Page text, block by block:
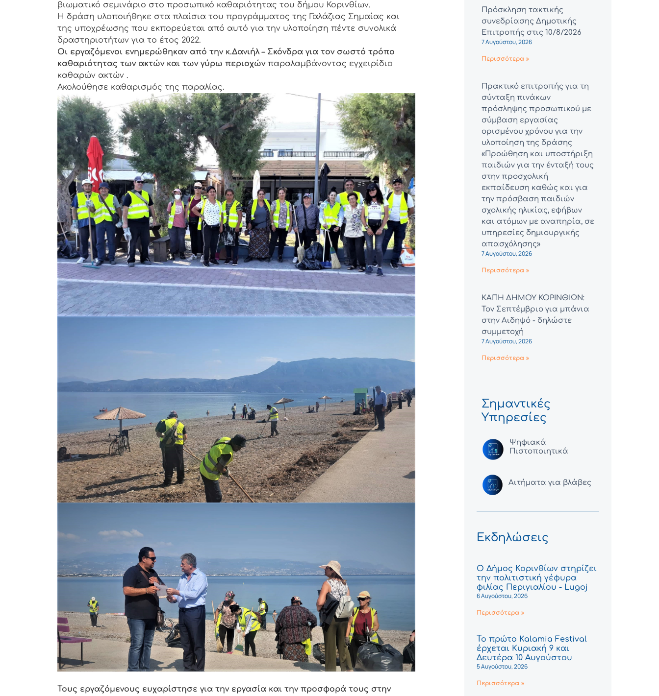
βιωματικό σεμινάριο στο προσωπικό καθαριότητας του δήμου Κορινθίων.
Η δράση υλοποιήθηκε στα πλαίσια του προγράμματος της Γαλάζιας Σημαίας και
της υποχρέωσης που εκπορεύεται από αυτό για την υλοποίηση πέντε συνολικά
δραστηριοτήτων για το έτος 2022.
Οι εργαζόμενοι ενημερώθηκαν από την κ.Δανιήλ – Σκόνδρα για τον σωστό τρόπο
καθαριότητας των ακτών και των γύρω περιοχών παραλαμβάνοντας εγχειρίδιο
καθαρών ακτών .
Ακολούθησε καθαρισμός της παραλίας.
Τους εργαζόμενους ευχαρίστησε για την εργασία και την προσφορά τους στην
Πρόσκληση τακτικής
συνεδρίασης Δημοτικής
Επιτροπής στις 10/8/2026
7 Αυγούστου, 2026
Περισσότερα »
Πρακτικό επιτροπής για τη
σύνταξη πινάκων
πρόσληψης προσωπικού με
σύμβαση εργασίας
ορισμένου χρόνου για την
υλοποίηση της δράσης
«Προώθηση και υποστήριξη
παιδιών για την ένταξή τους
στην προσχολική
εκπαίδευση καθώς και για
την πρόσβαση παιδιών
σχολικής ηλικίας, εφήβων
και ατόμων με αναπηρία, σε
υπηρεσίες δημιουργικής
απασχόλησης»
7 Αυγούστου, 2026
Περισσότερα »
ΚΑΠΗ ΔΗΜΟΥ ΚΟΡΙΝΘΙΩΝ:
Τον Σεπτέμβριο για μπάνια
στην Αιδηψό - δηλώστε
συμμετοχή
7 Αυγούστου, 2026
Περισσότερα »
Σημαντικές
Υπηρεσίες
Ψηφιακά
Πιστοποιητικά
Αιτήματα για βλάβες
Εκδηλώσεις
Ο Δήμος Κορινθίων στηρίζει
την πολιτιστική γέφυρα
φιλίας Περιγιαλίου - Lugoj
6 Αυγούστου, 2026
Περισσότερα »
Το πρώτο Kalamia Festival
έρχεται Κυριακή 9 και
Δευτέρα 10 Αυγούστου
5 Αυγούστου, 2026
Περισσότερα »